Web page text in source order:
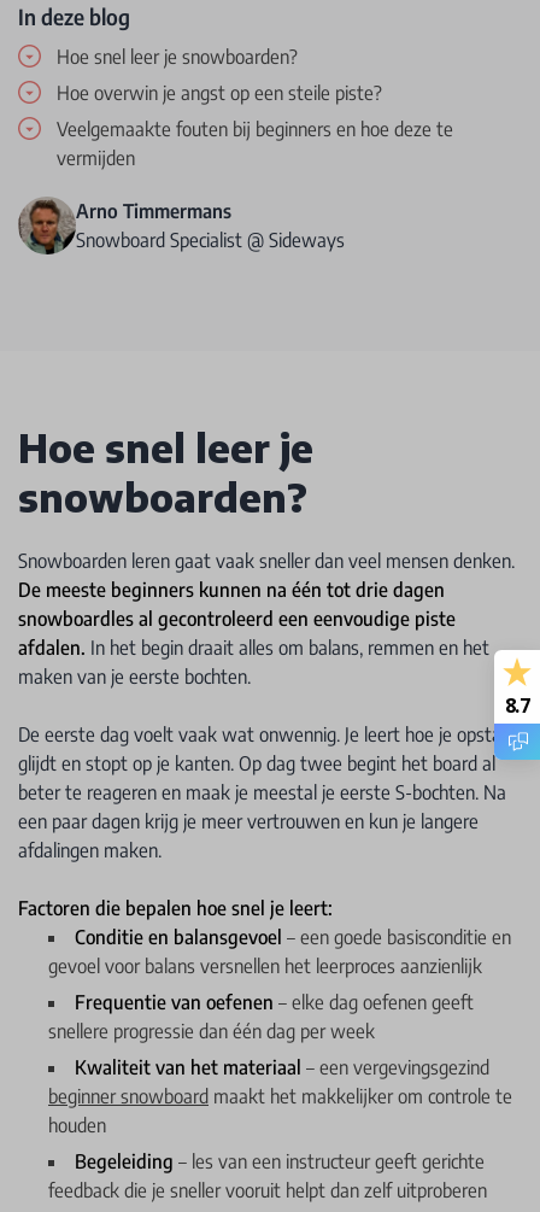
In deze blog
Hoe snel leer je snowboarden?
Hoe overwin je angst op een steile piste?
Veelgemaakte fouten bij beginners en hoe deze te
vermijden
Arno Timmermans
Snowboard Specialist @ Sideways
Hoe snel leer je
snowboarden?
Snowboarden leren gaat vaak sneller dan veel mensen denken.
De meeste beginners kunnen na één tot drie dagen
snowboardles al gecontroleerd een eenvoudige piste
afdalen. In het begin draait alles om balans, remmen en het
maken van je eerste bochten.
De eerste dag voelt vaak wat onwennig. Je leert hoe je opstaat,
glijdt en stopt op je kanten. Op dag twee begint het board al
beter te reageren en maak je meestal je eerste S-bochten. Na
een paar dagen krijg je meer vertrouwen en kun je langere
afdalingen maken.
Factoren die bepalen hoe snel je leert:
Conditie en balansgevoel – een goede basisconditie en
gevoel voor balans versnellen het leerproces aanzienlijk
Frequentie van oefenen – elke dag oefenen geeft
snellere progressie dan één dag per week
Kwaliteit van het materiaal – een vergevingsgezind
beginner snowboard maakt het makkelijker om controle te
houden
Begeleiding – les van een instructeur geeft gerichte
feedback die je sneller vooruit helpt dan zelf uitproberen
8.7